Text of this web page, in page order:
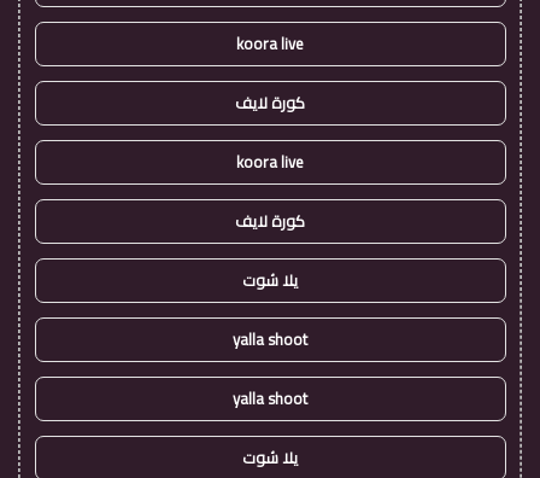
koora live
كورة لايف
koora live
كورة لايف
يلا شوت
yalla shoot
yalla shoot
يلا شوت